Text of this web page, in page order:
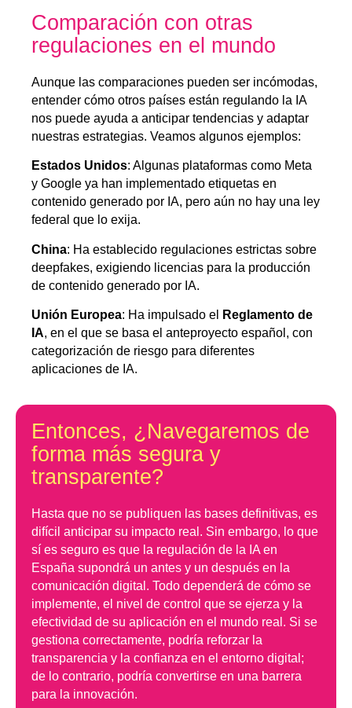
Comparación con otras
regulaciones en el mundo
Aunque las comparaciones pueden ser incómodas,
entender cómo otros países están regulando la IA
nos puede ayuda a anticipar tendencias y adaptar
nuestras estrategias. Veamos algunos ejemplos:
Estados Unidos: Algunas plataformas como Meta
y Google ya han implementado etiquetas en
contenido generado por IA, pero aún no hay una ley
federal que lo exija.
China: Ha establecido regulaciones estrictas sobre
deepfakes, exigiendo licencias para la producción
de contenido generado por IA.
Unión Europea: Ha impulsado el
Reglamento de
IA, en el que se basa el anteproyecto español, con
categorización de riesgo para diferentes
aplicaciones de IA.
Entonces, ¿Navegaremos de
forma más segura y
transparente?
Hasta que no se publiquen las bases definitivas, es
difícil anticipar su impacto real. Sin embargo, lo que
sí es seguro es que la regulación de la IA en
España supondrá un antes y un después en la
comunicación digital. Todo dependerá de cómo se
implemente, el nivel de control que se ejerza y la
efectividad de su aplicación en el mundo real. Si se
gestiona correctamente, podría reforzar la
transparencia y la confianza en el entorno digital;
de lo contrario, podría convertirse en una barrera
para la innovación.